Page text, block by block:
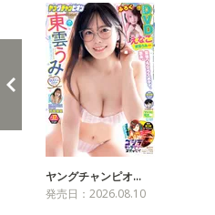
ヤングチャンピオ…
発売日：2026.08.10